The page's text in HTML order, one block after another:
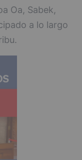
Oa, Sabek,
a lo largo